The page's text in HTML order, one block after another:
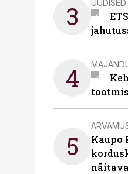
3 UUDISED
4
5
Kaupo